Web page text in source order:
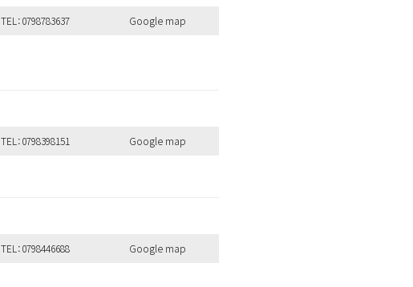
TEL：0798783637 Google map
TEL：0798398151 Google map
TEL：0798446688 Google map